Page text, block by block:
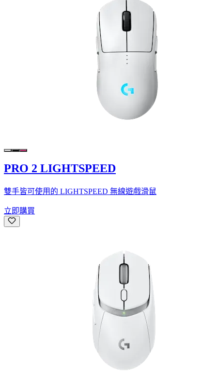
PRO 2 LIGHTSPEED
雙手皆可使用的 LIGHTSPEED 無線遊戲滑鼠
立即購買